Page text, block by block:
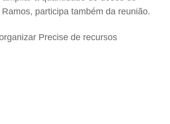
participa também da reunião.
Precise de recursos